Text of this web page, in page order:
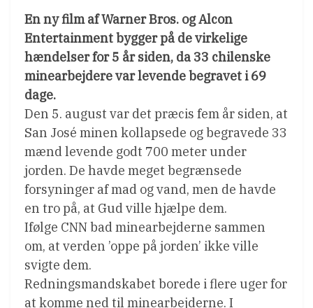
En ny film af Warner Bros. og Alcon
Entertainment bygger på de virkelige
hændelser for 5 år siden, da 33 chilenske
minearbejdere var levende begravet i 69
dage.
Den 5. august var det præcis fem år siden, at
San José minen kollapsede og begravede 33
mænd levende godt 700 meter under
jorden. De havde meget begrænsede
forsyninger af mad og vand, men de havde
en tro på, at Gud ville hjælpe dem.
Ifølge CNN bad minearbejderne sammen
om, at verden ’oppe på jorden’ ikke ville
svigte dem.
Redningsmandskabet borede i flere uger for
at komme ned til minearbejderne. I